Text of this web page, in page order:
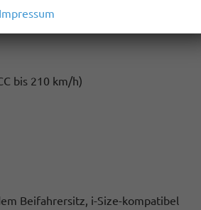
bis 210 km/h)
Beifahrersitz, i-Size-kompatibel
Impressum